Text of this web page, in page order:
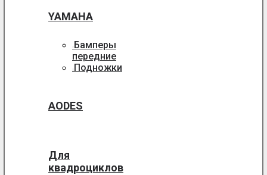
YAMAHA
Бамперы
передние
Подножки
AODES
Для
квадроциклов